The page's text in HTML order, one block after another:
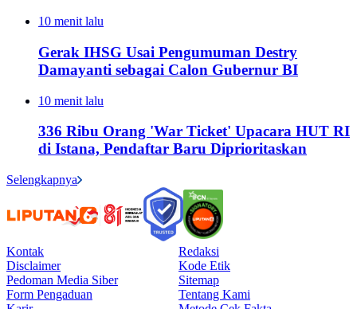
10 menit lalu
Gerak IHSG Usai Pengumuman Destry
Damayanti sebagai Calon Gubernur BI
10 menit lalu
336 Ribu Orang 'War Ticket' Upacara HUT RI
di Istana, Pendaftar Baru Diprioritaskan
Selengkapnya
Kontak
Redaksi
Disclaimer
Kode Etik
Pedoman Media Siber
Sitemap
Form Pengaduan
Tentang Kami